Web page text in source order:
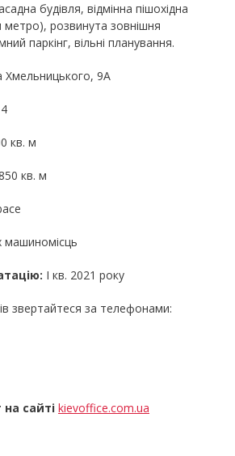
будівля, відмінна пішохідна
метро), розвинута зовнішня
паркінг, вільні планування.
Хмельницького, 9А
4
кв. м
кв. м
машиномісць
І кв. 2021 року
звертайтеся за телефонами:
на сайті kievoffice.com.ua